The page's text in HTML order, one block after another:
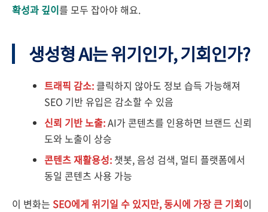
확성과 깊이를 모두 잡아야 해요.
생성형 AI는 위기인가, 기회인가?
트래픽 감소: 클릭하지 않아도 정보 습득 가능해져
SEO 기반 유입은 감소할 수 있음
신뢰 기반 노출:AI가 콘텐츠를 인용하면 브랜드 신뢰
도와 노출이 상승
콘텐츠 재활용성: 챗봇, 음성 검색, 멀티 플랫폼에서
동일 콘텐츠 사용 가능
이 변화는 SEO에게 위기일 수 있지만, 동시에 가장 큰 기회이